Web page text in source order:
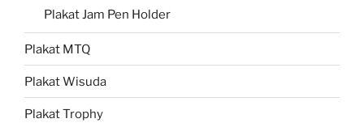
Plakat Jam Pen Holder
Plakat MTQ
Plakat Wisuda
Plakat Trophy